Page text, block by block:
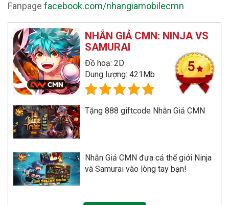
Fanpage facebook.com/nhangiamobilecmn
NHẪN GIẢ CMN: NINJA VS
SAMURAI
Đồ hoạ: 2D
Dung lượng: 421Mb
5
Tặng 888 giftcode Nhẫn Giả CMN
Nhẫn Giả CMN đưa cả thế giới Ninja
và Samurai vào lòng tay bạn!